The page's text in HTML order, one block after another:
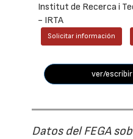
Institut de Recerca i
- IRTA
Solicitar información
ver/
Datos del FEGA